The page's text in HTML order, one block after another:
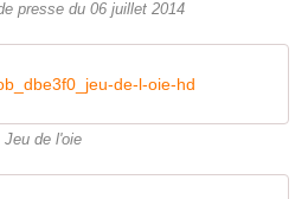
presse du 06 juillet 2014
de-l-oie-hd
Jeu de l'oie